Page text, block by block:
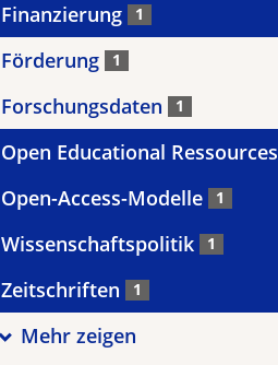
Finanzierung 1
Förderung 1
Forschungsdaten 1
Open Educational Ressources
Open-Access-Modelle 1
Wissenschaftspolitik 1
Zeitschriften 1
Mehr zeigen